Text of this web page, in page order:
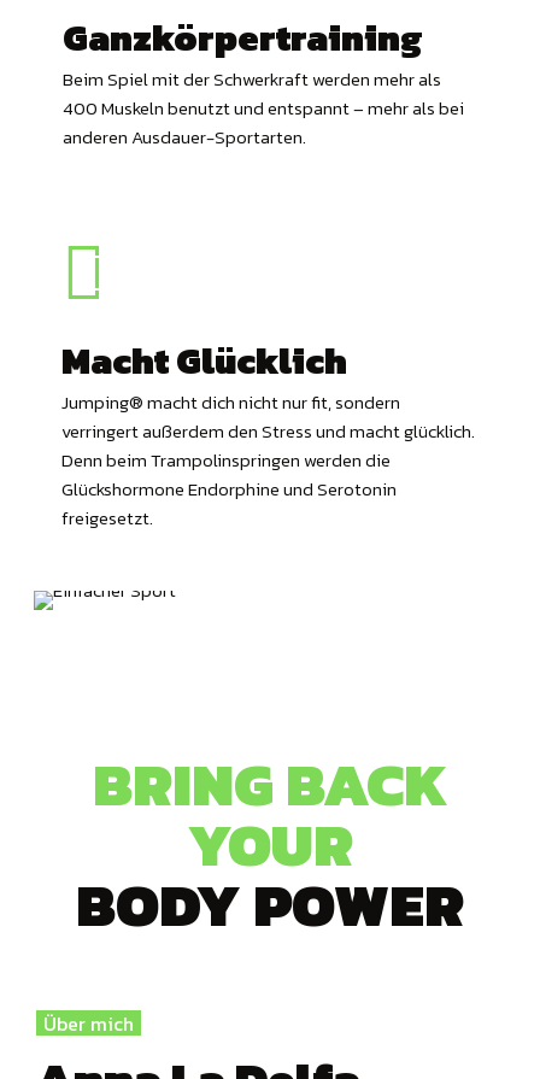
Ganzkörpertraining
Beim Spiel mit der Schwerkraft werden mehr als
400 Muskeln benutzt und entspannt – mehr als bei
anderen Ausdauer-Sportarten.
Macht Glücklich
Jumping®️ macht dich nicht nur fit, sondern
verringert außerdem den Stress und macht glücklich.
Denn beim Trampolinspringen werden die
Glückshormone Endorphine und Serotonin
freigesetzt.
Einfacher Sport
Jumping®️ hat nichts mit einer komplizierten
Choreografie zu tun, denn das Training wird auf
einfachen Sprüngen aufgebaut und bietet auch
BRING BACK
YOUR
BODY POWER
Über mich